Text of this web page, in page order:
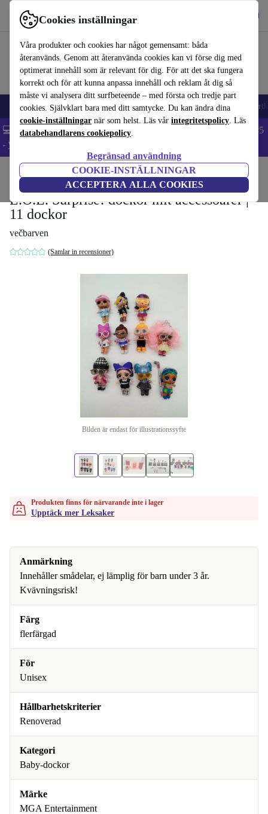
Cookies inställningar
Våra produkter och cookies har något gemensamt: båda
återanvänds. Genom att återanvända cookies kan vi förse dig med
optimerat innehåll som är relevant för dig. För att det ska fungera
korrekt och för att kunna anpassa innehåll och reklam åt dig så
måste vi analysera ditt surfbeteende – med första och tredje part
cookies. Självklart bara med ditt samtycke. Du kan ändra dina
cookie-inställningar när som helst. Läs vår integritetspolicy. Läs
databehandlarens cookiepolicy.
Begränsad användning
COOKIE-INSTÄLLNINGAR
ACCEPTERA ALLA COOKIES
Använd refurbed snabbt och enkelt
🎒 Back to school Mobiltelefoner Bärbara datorer Surfplattor
💻 Extra 5% rabatt på alla MacBooks och laptops - Code: LAPTOP5
- Villkor
Leksaker
L.O.L. Surprise! dockor mit accessoarer |
11 dockor
večbarven
(Samlar in recensioner)
Bilden är endast för illustrationssyfte
Produkten finns för närvarande inte i lager
Upptäck mer Leksaker
Anmärkning
Innehåller smådelar, ej lämplig för barn under 3 år.
Kvävningsrisk!
Färg
flerfärgad
För
Unisex
Hållbarhetskriterier
Renoverad
Kategori
Baby-dockor
Märke
MGA Entertainment